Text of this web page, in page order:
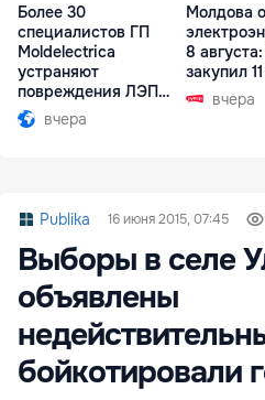
Более 30
специалистов ГП
Moldelectrica
устраняют
повреждения ЛЭП
Бельцы-Днестровск
вчера
Молдова
8
закупил
вчера
Publika 16 июня 2015, 07:45
Выборы в селе
объявлены
бойкотировали